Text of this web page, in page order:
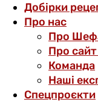
Добірки
Про нас
Про
Про
Команда
Наші
Спецпроєкти